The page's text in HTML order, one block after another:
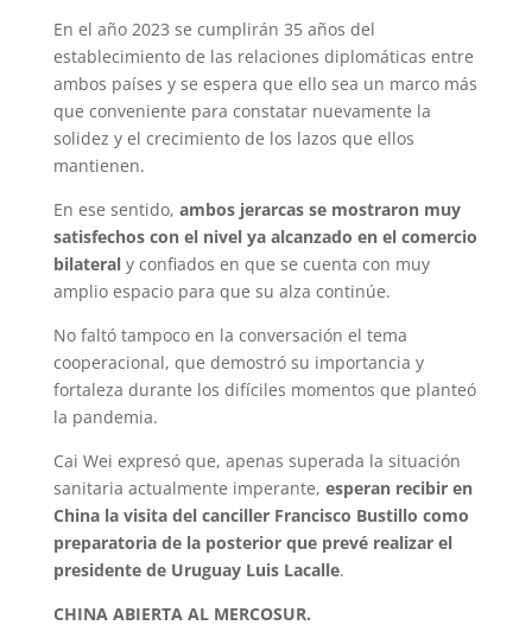
En el año 2023 se cumplirán 35 años del
establecimiento de las relaciones diplomáticas entre
ambos países y se espera que ello sea un marco más
que conveniente para constatar nuevamente la
solidez y el crecimiento de los lazos que ellos
mantienen.
En ese sentido, ambos jerarcas se mostraron muy
satisfechos con el nivel ya alcanzado en el comercio
bilateraly confiados en que se cuenta con muy
amplio espacio para que su alza continúe.
No faltó tampoco en la conversación el tema
cooperacional, que demostró su importancia y
fortaleza durante los difíciles momentos que planteó
la pandemia.
Cai Wei expresó que, apenas superada la situación
sanitaria actualmente imperante, esperan recibir en
China la visita del canciller Francisco Bustillo como
preparatoria de la posterior que prevé realizar el
presidente de Uruguay Luis Lacalle.
CHINA ABIERTA AL MERCOSUR.